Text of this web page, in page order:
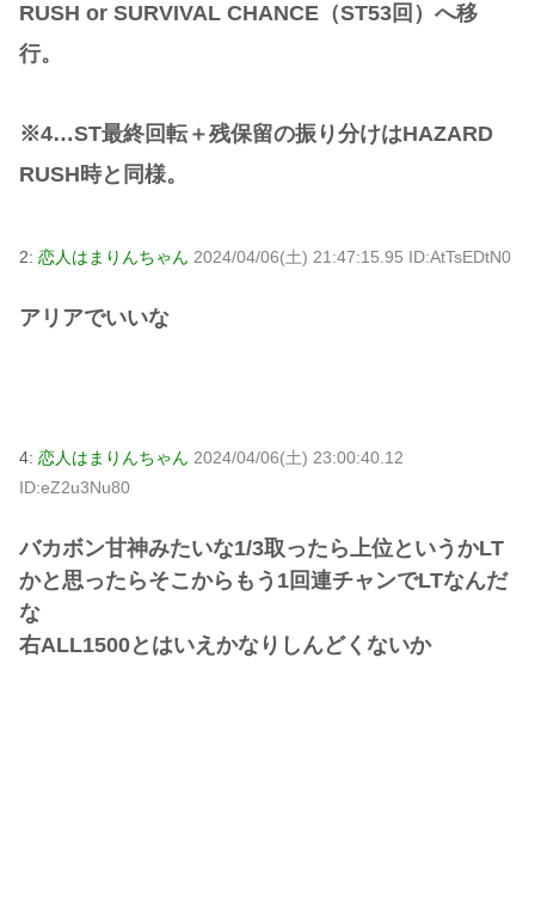
RUSH or SURVIVAL CHANCE（ST53回）へ移
行。
※4…ST最終回転＋残保留の振り分けはHAZARD
RUSH時と同様。
2: 恋人はまりんちゃん 2024/04/06(土) 21:47:15.95 ID:AtTsEDtN0
アリアでいいな
4: 恋人はまりんちゃん 2024/04/06(土) 23:00:40.12
ID:eZ2u3Nu80
バカボン甘神みたいな1/3取ったら上位というかLT
かと思ったらそこからもう1回連チャンでLTなんだ
な
右ALL1500とはいえかなりしんどくないか